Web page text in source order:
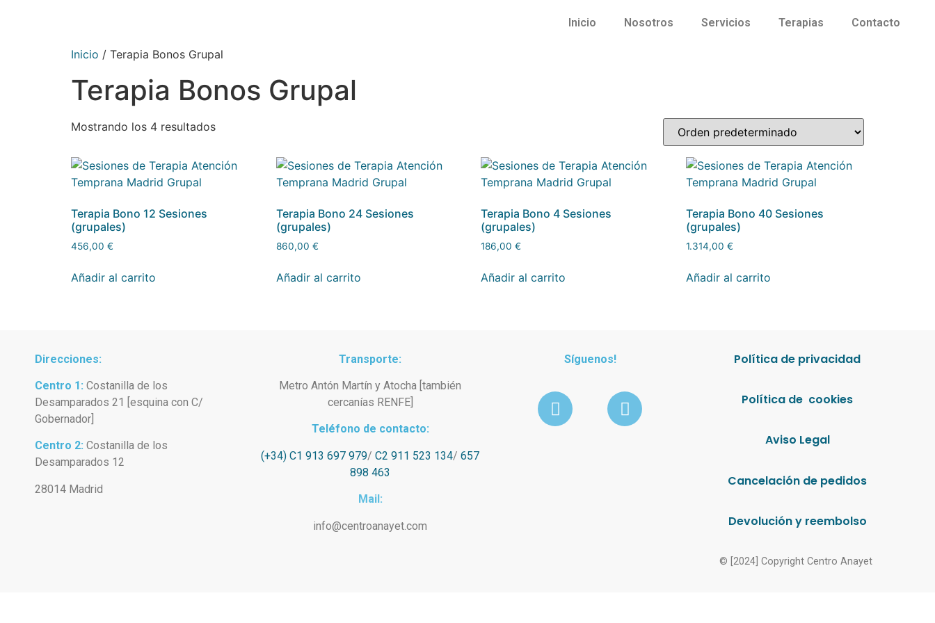
Inicio Nosotros Servicios Terapias Contacto
Inicio / Terapia Bonos Grupal
Terapia Bonos Grupal
Mostrando los 4 resultados
Terapia Bono 12 Sesiones
(grupales)
456,00 €
Añadir al carrito
Terapia Bono 24 Sesiones
(grupales)
860,00 €
Añadir al carrito
Terapia Bono 4 Sesiones
(grupales)
186,00€
Añadir al carrito
Terapia Bono 40 Sesiones
(grupales)
1.314,00€
Añadir al carrito
Direcciones:
Centro 1: Costanilla de los
Desamparados 21 [esquina con C/
Gobernador]
Centro 2: Costanilla de los
Desamparados 12
28014 Madrid
Transporte:
Metro Antón Martín y Atocha [también
cercanías RENFE]
Teléfono de contacto:
(+34) C1 913 697 979/C2 911 523 134/657
898 463
Mail:
info@centroanayet.com
Síguenos! Política de privacidad
Política de cookies
Aviso Legal
Cancelación de pedidos
Devolución y reembolso
© [2024] Copyright Centro Anayet